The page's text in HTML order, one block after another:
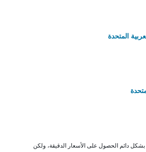
المتحدة